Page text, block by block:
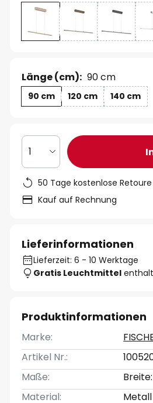
Länge (cm): 90 cm
90 cm 120 cm 140 cm
1
50 Tage kostenlose Retoure
Kauf auf Rechnung
Lieferinformationen
Lieferzeit: 6 - 10 Werktage
Gratis Leuchtmittel
Produktinformationen
Marke:
Artikel Nr.:
Maße:
Material:
Metall